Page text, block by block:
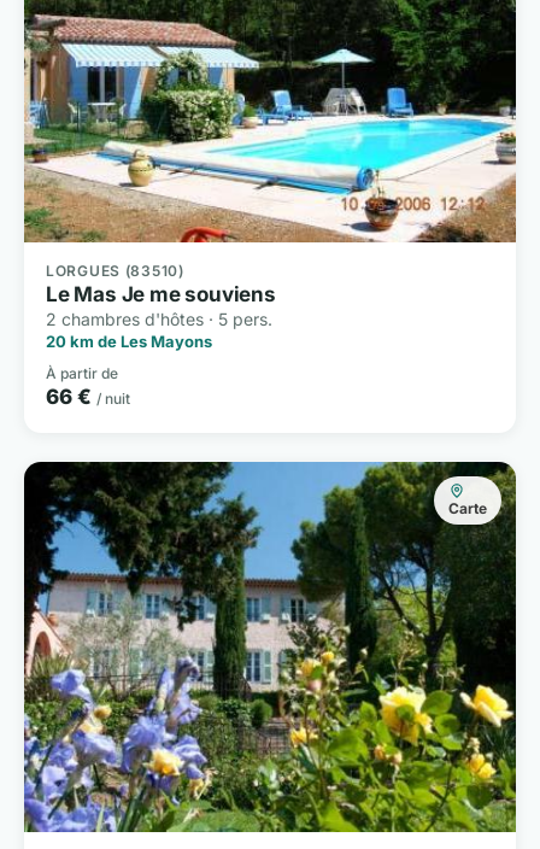
LORGUES (83510)
Le Mas Je me souviens
2 chambres d'hôtes · 5 pers.
20 km de Les Mayons
À partir de
66 € / nuit
Carte